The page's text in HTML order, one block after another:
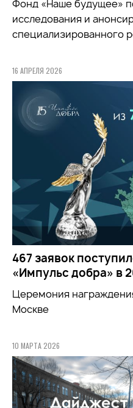
Фонд «Наше будущее»
исследования и
специализированного
16 АПРЕЛЯ 2026
467 заявок
«Импульс добра» в
Церемония
Москве
10 МАРТА 2026